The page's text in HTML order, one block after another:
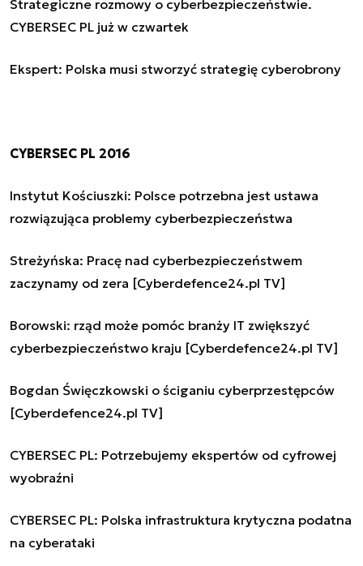
Strategiczne rozmowy o cyberbezpieczeństwie.
CYBERSEC PL już w czwartek
Ekspert: Polska musi stworzyć strategię cyberobrony
CYBERSEC PL 2016
Instytut Kościuszki: Polsce potrzebna jest ustawa
rozwiązująca problemy cyberbezpieczeństwa
Streżyńska: Pracę nad cyberbezpieczeństwem
zaczynamy od zera [Cyberdefence24.pl TV]
Borowski: rząd może pomóc branży IT zwiększyć
cyberbezpieczeństwo kraju [Cyberdefence24.pl TV]
Bogdan Święczkowski o ściganiu cyberprzestępców
[Cyberdefence24.pl TV]
CYBERSEC PL: Potrzebujemy ekspertów od cyfrowej
wyobraźni
CYBERSEC PL: Polska infrastruktura krytyczna podatna
na cyberataki